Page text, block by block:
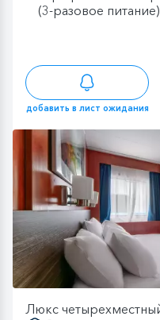
(3-разовое питание)
добавить в лист ожидания
Люкс